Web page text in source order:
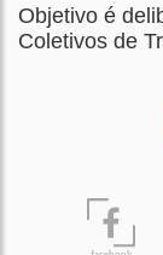
Objetivo é
Coletivos de